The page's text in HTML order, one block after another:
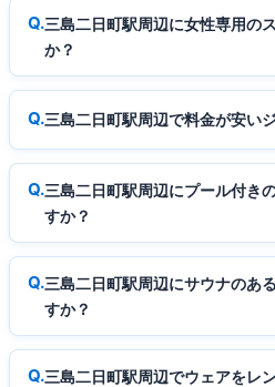
三島二日町駅周辺に女性専用の
か？
三島二日町駅周辺で料金が安い
三島二日町駅周辺にプール付き
すか？
三島二日町駅周辺にサウナのあ
すか？
三島二日町駅周辺でウェアをレ